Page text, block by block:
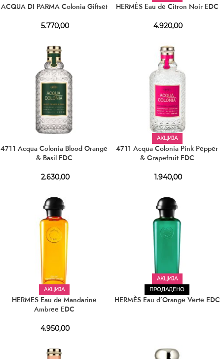
ACQUA DI PARMA Colonia Giftset
5.770,00
HERMÈS Eau de Citron Noir EDC
4.920,00
4711 Acqua Colonia Blood Orange
& Basil EDC
2.630,00
АКЦИЈА
4711 Acqua Colonia Pink Pepper
& Grapefruit EDC
1.940,00
АКЦИЈА
HERMES Eau de Mandarine
Ambree EDC
4.950,00
АКЦИЈА
ПРОДАДЕНО
HERMÈS Eau d’Orange Verte EDC